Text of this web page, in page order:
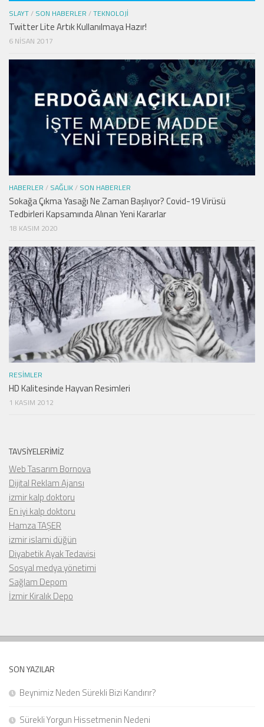
SLAYT/ SON HABERLER /TEKNOLOJI
Twitter Lite Artık Kullanılmaya Hazır!
6 NISAN 2017
HABERLER / SAĞLIK/ SON HABERLER
Sokağa Çıkma Yasağı Ne Zaman Başlıyor? Covid-19 Virüsü
Tedbirleri Kapsamında Alınan Yeni Kararlar
18 KASIM 2020
RESIMLER
HD Kalitesinde Hayvan Resimleri
1 KASIM 2012
TAVSIYELERIMIZ
Web Tasarım Bornova
Dijital Reklam Ajansı
izmir kalp doktoru
En iyi kalp doktoru
Hamza TAŞER
izmir islami düğün
Diyabetik Ayak Tedavisi
Sosyal medya yönetimi
Sağlam Depom
İzmir Kiralık Depo
SON YAZILAR
Beynimiz Neden Sürekli Bizi Kandırır?
Sürekli Yorgun Hissetmenin Nedeni